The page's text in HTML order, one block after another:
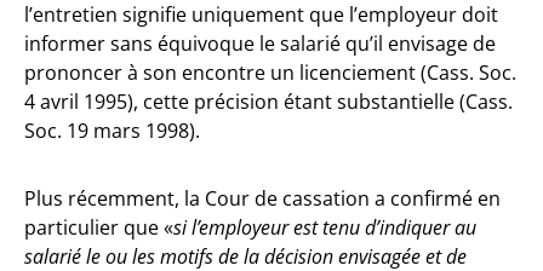
l’entretien signifie uniquement que l’employeur doit
informer sans équivoque le salarié qu’il envisage de
prononcer à son encontre un licenciement (Cass. Soc.
4 avril 1995), cette précision étant substantielle (Cass.
Soc. 19 mars 1998).
Plus récemment, la Cour de cassation a confirmé en
particulier que «si l’employeur est tenu d’indiquer au
salarié le ou les motifs de la décision envisagée et de